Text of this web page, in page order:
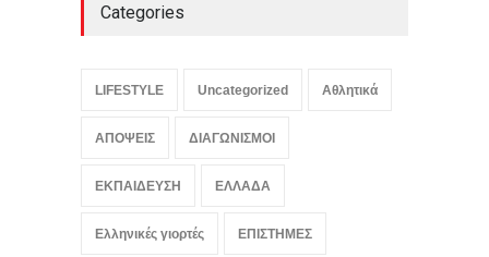
απειλεί τις ευρωπαϊκές
ΟΙΚΟΝΟΜΙΑ
August 8, 2026
Categories
LIFESTYLE Uncategorized Αθλητικά
ΑΠΟΨΕΙΣ ΔΙΑΓΩΝΙΣΜΟΙ
ΕΚΠΑΙΔΕΥΣΗ ΕΛΛΑΔΑ
Ελληνικές γιορτές ΕΠΙΣΤΗΜΕΣ